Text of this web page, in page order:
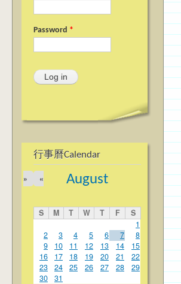
Password *
行事曆Calendar
August
«
»
S M T W T F
S
1
2
3 4 5 6 7
8
9
10 11 12 13 14
15
16
17 18 19 20 21
22
23
24 25 26 27 28
29
30
31